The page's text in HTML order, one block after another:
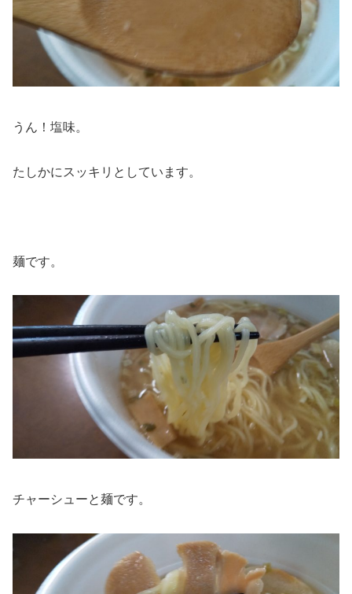
うん！塩味。
たしかにスッキリとしています。
麺です。
チャーシューと麺です。